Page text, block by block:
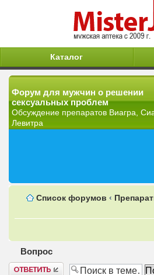
Каталог
Форум для мужчин о решении
сексуальных проблем
Обсуждение препаратов Виагра,
Левитра
Список форумов ‹
Вопрос
Ответить